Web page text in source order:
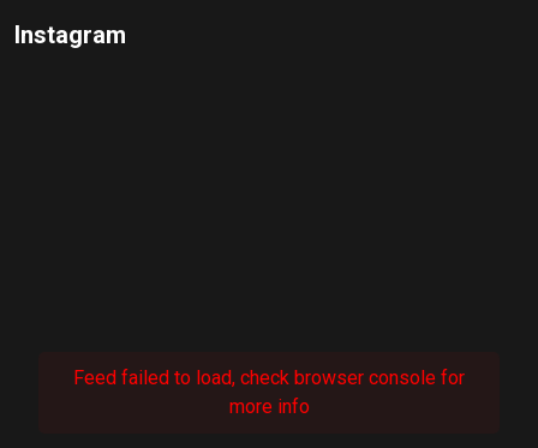
Instagram
Feed failed to load, check browser console for
more info